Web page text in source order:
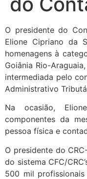
O presidente do
Elione Cipriano da
homenagens à
Goiânia Rio-
intermediada pelo
Administrativo
Na ocasião,
componentes da
pessoa física e
O presidente do
do sistema CFC/
500 mil